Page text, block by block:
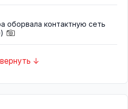
оборвала контактную сеть
↓